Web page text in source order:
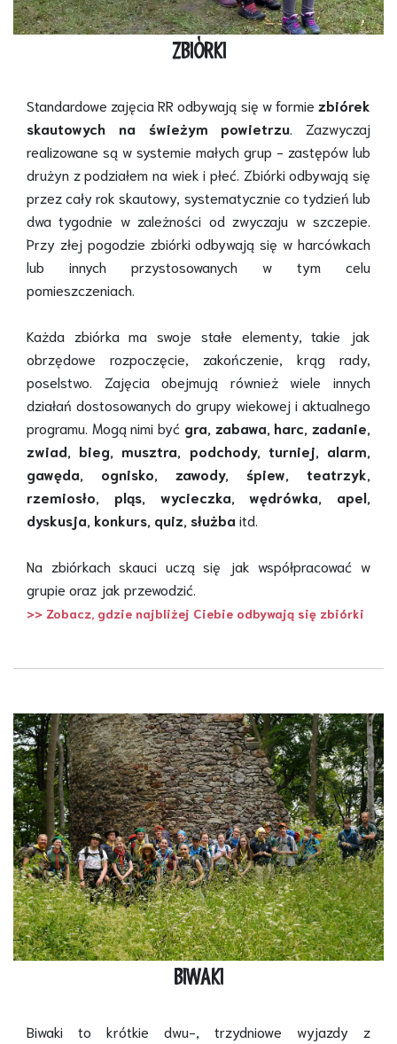
ZBIÓRKI
Standardowe zajęcia RR odbywają się w formie zbiórek
skautowych na świeżym powietrzu . Zazwyczaj
realizowane są w systemie małych grup - zastępów lub
drużyn z podziałem na wiek i płeć. Zbiórki odbywają się
przez cały rok skautowy, systematycznie co tydzień lub
dwa tygodnie w zależności od zwyczaju w szczepie.
Przy złej pogodzie zbiórki odbywają się w harcówkach
lub innych przystosowanych w tym celu
pomieszczeniach.
Każda zbiórka ma swoje stałe elementy, takie jak
obrzędowe rozpoczęcie, zakończenie, krąg rady,
poselstwo. Zajęcia obejmują również wiele innych
działań dostosowanych do grupy wiekowej i aktualnego
programu. Mogą nimi być gra, zabawa, harc, zadanie,
zwiad, bieg, musztra, podchody, turniej, alarm,
gawęda, ognisko, zawody, śpiew, teatrzyk,
rzemiosło, pląs, wycieczka, wędrówka, apel,
dyskusja, konkurs, quiz, służba itd.
Na zbiórkach skauci uczą się jak współpracować w
grupie oraz jak przewodzić.
>> Zobacz, gdzie najbliżej Ciebie odbywają się zbiórki
BIWAKI
Biwaki to krótkie dwu-, trzydniowe wyjazdy z